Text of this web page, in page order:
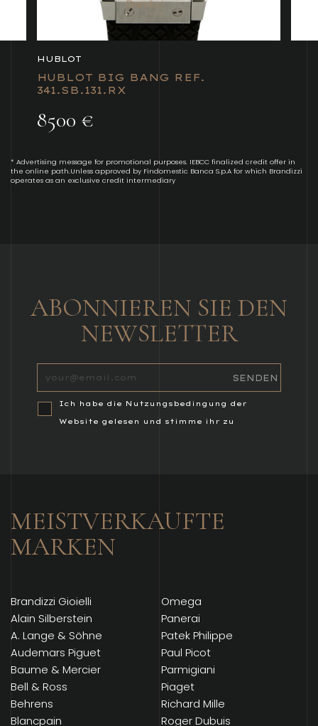
HUBLOT
HUBLOT BIG BANG REF.
341.SB.131.RX
8500 €
* Advertising message for promotional purposes. IEBCC finalized credit offer in
the online path.Unless approved by Findomestic Banca S.p.A for which Brandizzi
operates as an exclusive credit intermediary
ABONNIEREN SIE DEN
NEWSLETTER
Ich habe die Nutzungsbedingung der
Website gelesen und stimme ihr zu
MEISTVERKAUFTE
MARKEN
Brandizzi Gioielli
Alain Silberstein
A. Lange & Söhne
Audemars Piguet
Baume & Mercier
Bell & Ross
Behrens
Blancpain
Omega
Panerai
Patek Philippe
Paul Picot
Parmigiani
Piaget
Richard Mille
Roger Dubuis